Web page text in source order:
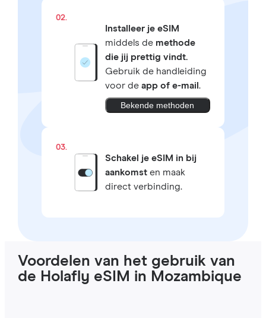
02.
Installeer je eSIM
middels de methode
die jij prettig vindt.
Gebruik de handleiding
voor de app of e-mail .
Bekende methoden
03.
Schakel je eSIM in bij
aankomsten maak
direct verbinding.
Voordelen van het gebruik van
de Holafly eSIM in Mozambique